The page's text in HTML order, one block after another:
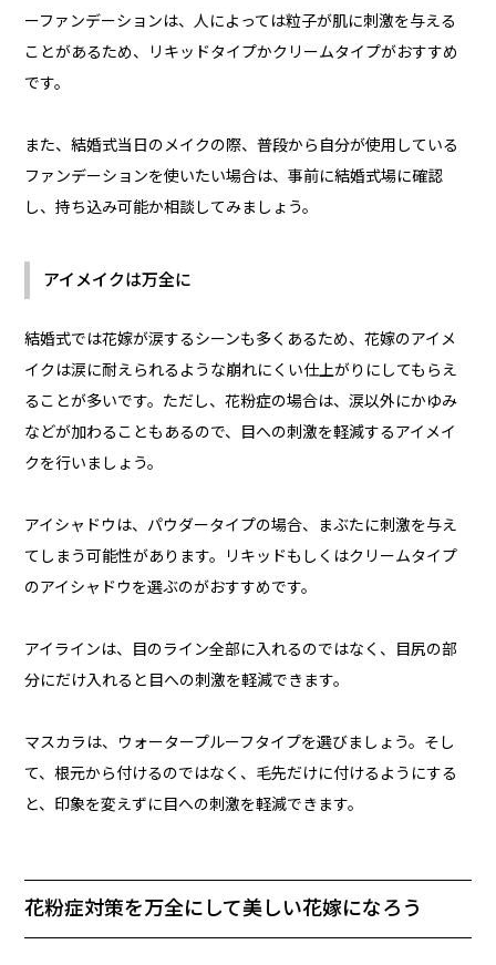
ーファンデーションは、人によっては粒子が肌に刺激を与える
ことがあるため、リキッドタイプかクリームタイプがおすすめ
です。
また、結婚式当日のメイクの際、普段から自分が使用している
ファンデーションを使いたい場合は、事前に結婚式場に確認
し、持ち込み可能か相談してみましょう。
アイメイクは万全に
結婚式では花嫁が涙するシーンも多くあるため、花嫁のアイメ
イクは涙に耐えられるような崩れにくい仕上がりにしてもらえ
ることが多いです。ただし、花粉症の場合は、涙以外にかゆみ
などが加わることもあるので、目への刺激を軽減するアイメイ
クを行いましょう。
アイシャドウは、パウダータイプの場合、まぶたに刺激を与え
てしまう可能性があります。リキッドもしくはクリームタイプ
のアイシャドウを選ぶのがおすすめです。
アイラインは、目のライン全部に入れるのではなく、目尻の部
分にだけ入れると目への刺激を軽減できます。
マスカラは、ウォータープルーフタイプを選びましょう。そし
て、根元から付けるのではなく、毛先だけに付けるようにする
と、印象を変えずに目への刺激を軽減できます。
花粉症対策を万全にして美しい花嫁になろう